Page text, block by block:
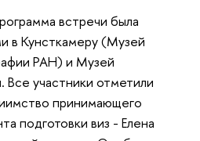
встречи была
в Кунсткамеру (Музей
РАН) и Музей
Все участники отметили
принимающего
подготовки виз - Елена